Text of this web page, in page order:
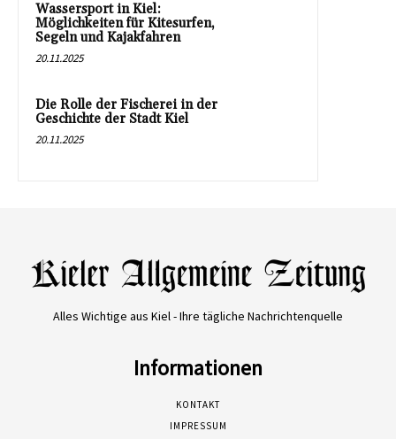
Wassersport in Kiel:
Möglichkeiten für Kitesurfen,
Segeln und Kajakfahren
20.11.2025
Die Rolle der Fischerei in der
Geschichte der Stadt Kiel
20.11.2025
Alles Wichtige aus Kiel - Ihre tägliche Nachrichtenquelle
Informationen
KONTAKT
IMPRESSUM